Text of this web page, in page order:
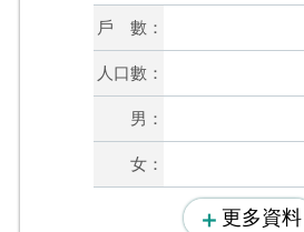
戶 數：
人口數：
男：
女：
更多資料